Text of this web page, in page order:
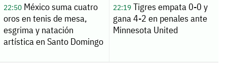
22:50México suma cuatro
oros en tenis de mesa,
esgrima y natación
artística en Santo Domingo
22:19Tigres empata 0-0 y
gana 4-2 en penales ante
Minnesota United